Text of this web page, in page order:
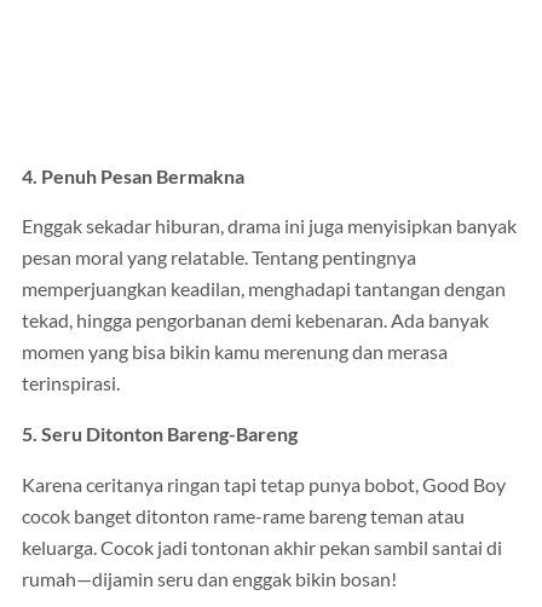
4. Penuh Pesan Bermakna
Enggak sekadar hiburan, drama ini juga menyisipkan banyak
pesan moral yang relatable. Tentang pentingnya
memperjuangkan keadilan, menghadapi tantangan dengan
tekad, hingga pengorbanan demi kebenaran. Ada banyak
momen yang bisa bikin kamu merenung dan merasa
terinspirasi.
5. Seru Ditonton Bareng-Bareng
Karena ceritanya ringan tapi tetap punya bobot, Good Boy
cocok banget ditonton rame-rame bareng teman atau
keluarga. Cocok jadi tontonan akhir pekan sambil santai di
rumah—dijamin seru dan enggak bikin bosan!